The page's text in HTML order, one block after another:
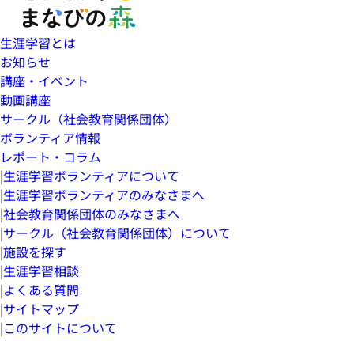
生涯学習とは
お知らせ
講座・イベント
動画講座
サークル（社会教育関係団体）
ボランティア情報
レポート・コラム
|生涯学習ボランティアについて
|生涯学習ボランティアのみなさまへ
|社会教育関係団体のみなさまへ
|サークル（社会教育関係団体）について
|施設を探す
|生涯学習相談
|よくある質問
|サイトマップ
|このサイトについて